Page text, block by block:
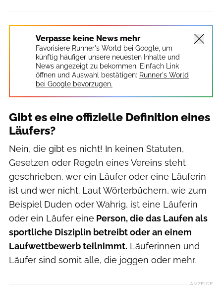
Verpasse keine News mehr
Favorisiere Runner's World bei Google, um
künftig häufiger unsere neuesten Inhalte und
News angezeigt zu bekommen. Einfach Link
öffnen und Auswahl bestätigen: Runner's World
bei Google bevorzugen.
Gibt es eine offizielle Definition eines
Läufers?
Nein, die gibt es nicht! In keinen Statuten,
Gesetzen oder Regeln eines Vereins steht
geschrieben, wer ein Läufer oder eine Läuferin
ist und wer nicht. Laut Wörterbüchern, wie zum
Beispiel Duden oder Wahrig, ist eine Läuferin
oder ein Läufer eine Person, die das Laufen als
sportliche Disziplin betreibt oder an einem
Laufwettbewerb teilnimmt. Läuferinnen und
Läufer sind somit alle, die joggen oder mehr.